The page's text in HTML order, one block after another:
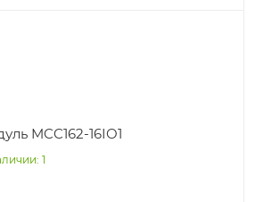
MCC162-16IO1
1